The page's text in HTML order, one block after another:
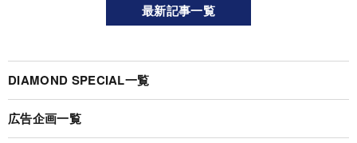
最新記事一覧
DIAMOND SPECIAL一覧
広告企画一覧